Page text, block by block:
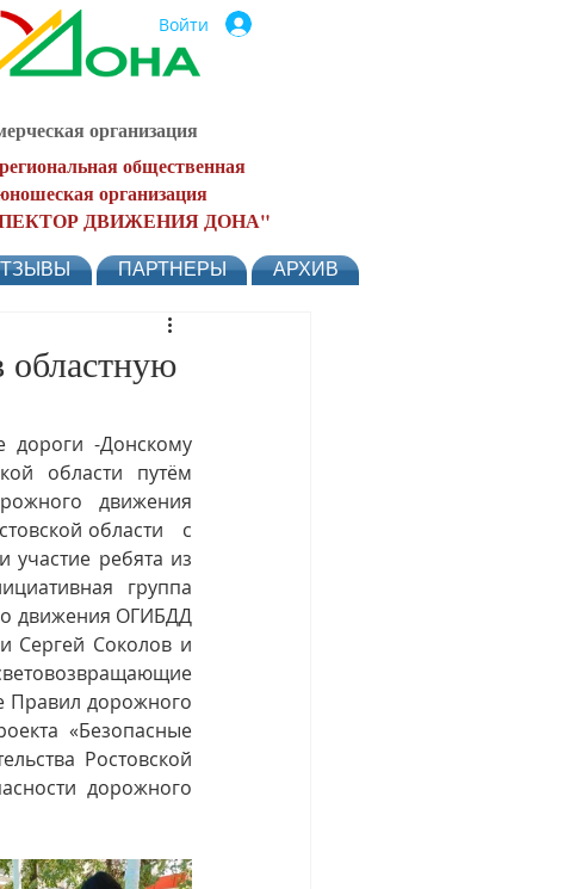
Войти
организация
общественная
организация
ДВИЖЕНИЯ ДОНА"
ПАРТНЕРЫ АРХИВ
области путём
движения
области   с
ребята из
группа
движения ОГИБДД
Сергей Соколов и
Правил дорожного
«Безопасные
Ростовской
дорожного